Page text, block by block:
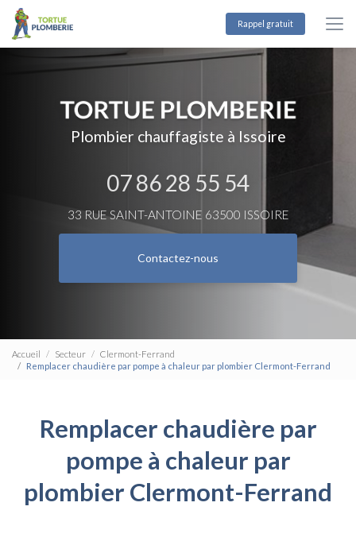
Aller
contenu
Rappel gratuit
Plombier chauffagiste à Issoire
07 86 28 55 54
33 RUE SAINT-ANTOINE 63500 ISSOIRE
Contactez-nous
Accueil Secteur
Clermont-Ferrand
Remplacer chaudière par pompe à chaleur par plombier Clermont-Ferrand
Remplacer chaudière par
pompe à chaleur par
plombier Clermont-Ferrand